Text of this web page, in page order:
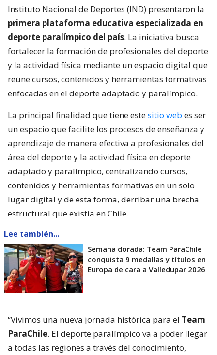
Instituto Nacional de Deportes (IND) presentaron la
primera plataforma educativa especializada en
deporte paralímpico del país. La iniciativa busca
fortalecer la formación de profesionales del deporte
y la actividad física mediante un espacio digital que
reúne cursos, contenidos y herramientas formativas
enfocadas en el deporte adaptado y paralímpico.
La principal finalidad que tiene estesitio web es ser
un espacio que facilite los procesos de enseñanza y
aprendizaje de manera efectiva a profesionales del
área del deporte y la actividad física en deporte
adaptado y paralímpico, centralizando cursos,
contenidos y herramientas formativas en un solo
lugar digital y de esta forma, derribar una brecha
estructural que existía en Chile.
Lee también...
Semana dorada: Team ParaChile
conquista 9 medallas y títulos en
Europa de cara a Valledupar 2026
“Vivimos una nueva jornada histórica para el Team
ParaChile. El deporte paralímpico va a poder llegar
a todas las regiones a través del conocimiento,